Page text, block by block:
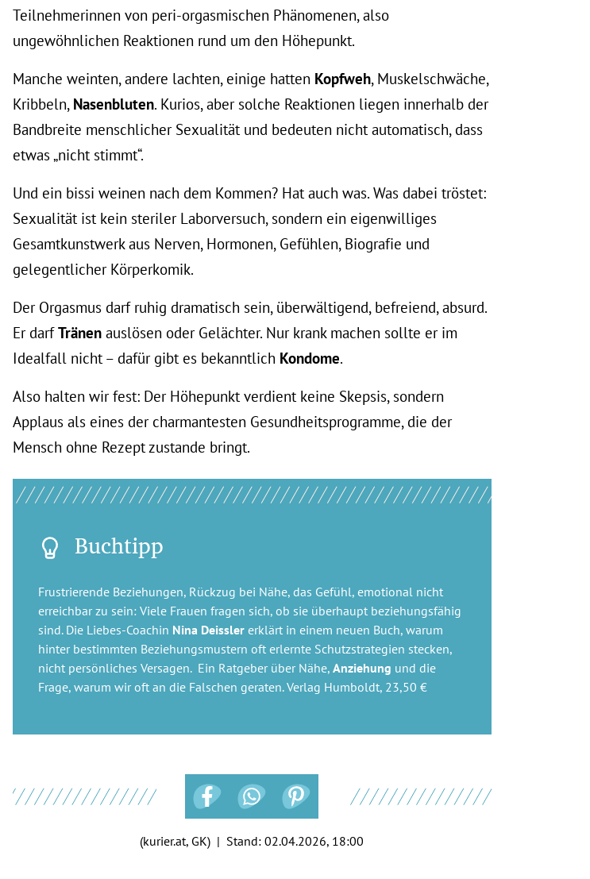
Teilnehmerinnen von peri-orgasmischen Phänomenen, also
ungewöhnlichen Reaktionen rund um den Höhepunkt.
Manche weinten, andere lachten, einige hatten Kopfweh, Muskelschwäche,
Kribbeln, Nasenbluten. Kurios, aber solche Reaktionen liegen innerhalb der
Bandbreite menschlicher Sexualität und bedeuten nicht automatisch, dass
etwas „nicht stimmt“.
Und ein bissi weinen nach dem Kommen? Hat auch was. Was dabei tröstet:
Sexualität ist kein steriler Laborversuch, sondern ein eigenwilliges
Gesamtkunstwerk aus Nerven, Hormonen, Gefühlen, Biografie und
gelegentlicher Körperkomik.
Der Orgasmus darf ruhig dramatisch sein, überwältigend, befreiend, absurd.
Er darfTränen auslösen oder Gelächter. Nur krank machen sollte er im
Idealfall nicht – dafür gibt es bekanntlich Kondome.
Also halten wir fest: Der Höhepunkt verdient keine Skepsis, sondern
Applaus als eines der charmantesten Gesundheitsprogramme, die der
Mensch ohne Rezept zustande bringt.
Buchtipp
Frustrierende Beziehungen, Rückzug bei Nähe, das Gefühl, emotional nicht
erreichbar zu sein: Viele Frauen fragen sich, ob sie überhaupt beziehungsfähig
sind. Die Liebes-Coachin Nina Deissler erklärt in einem neuen Buch, warum
hinter bestimmten Beziehungsmustern oft erlernte Schutzstrategien stecken,
nicht persönliches Versagen. Ein Ratgeber über Nähe, Anziehung und die
Frage, warum wir oft an die Falschen geraten. Verlag Humboldt, 23,50 €
(kurier.at, GK) | Stand:02.04.2026, 18:00